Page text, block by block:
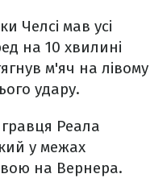
Челсі мав усі
на 10 хвилині
м'яч на лівому
удару.
Реала
у межах
на Вернера.